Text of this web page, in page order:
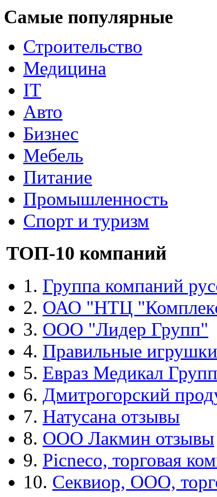
Самые популярные
Строительство
Медицина
IT
Авто
Бизнес
Мебель
Питание
Промышленность
Спорт и туризм
ТОП-10 компаний
1. Группа компаний
2. ОАО "НТЦ
3. ООО "Лидер Групп"
4. Правильные игрушки
5. Евраз Медикал Групп
6. Дмитрогорский
7. Натусана отзывы
8. ООО Лакмин отзывы
9. Picneco, торговая
10. Секвиор, ООО,